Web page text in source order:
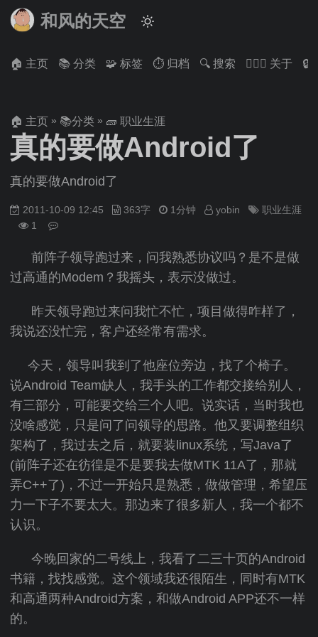
和风的天空
🏠 主页 📚 分类 🧩 标签 ⏱ 归档 🔍 搜索 🙋🏻‍♂️ 关于 🔒
🏠 主页 » 📚分类 » 🧱 职业生涯
真的要做Android了
真的要做Android了
2011-10-09 12:45 363字 1分钟 yobin
职业生涯
1
前阵子领导跑过来，问我熟悉协议吗？是不是做
过高通的Modem？我摇头，表示没做过。
昨天领导跑过来问我忙不忙，项目做得咋样了，
我说还没忙完，客户还经常有需求。
今天，领导叫我到了他座位旁边，找了个椅子。
说Android Team缺人，我手头的工作都交接给别人，
有三部分，可能要交给三个人吧。说实话，当时我也
没啥感觉，只是问了问领导的思路。他又要调整组织
架构了，我过去之后，就要装linux系统，写Java了
(前阵子还在彷徨是不是要我去做MTK 11A了，那就
弄C++了)，不过一开始只是熟悉，做做管理，希望压
力一下子不要太大。那边来了很多新人，我一个都不
认识。
今晚回家的二号线上，我看了二三十页的Android
书籍，找找感觉。这个领域我还很陌生，同时有MTK
和高通两种Android方案，和做Android APP还不一样
的。